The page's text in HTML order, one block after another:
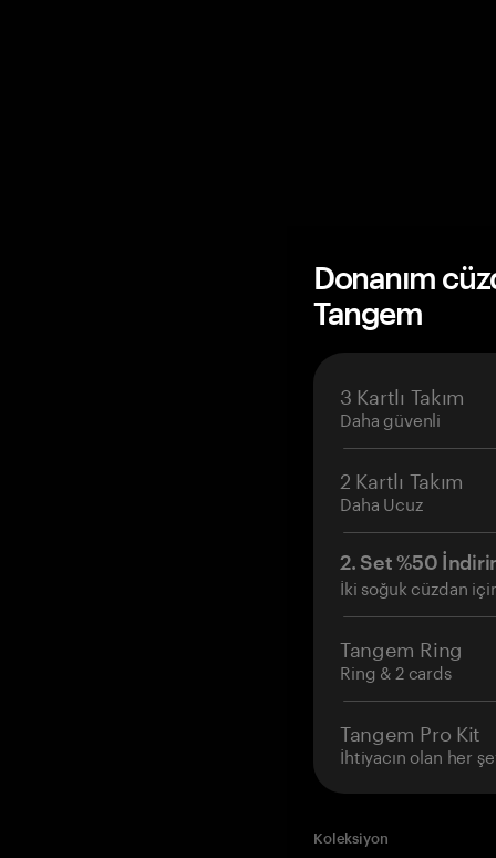
Donanım
Tangem
3 Kartlı Takım
Daha güvenli
2 Kartlı Takım
Daha Ucuz
2. Set %50
İki soğuk cüzdan
Tangem Ring
Ring & 2 cards
Tangem Pro Kit
İhtiyacın olan her
Koleksiyon